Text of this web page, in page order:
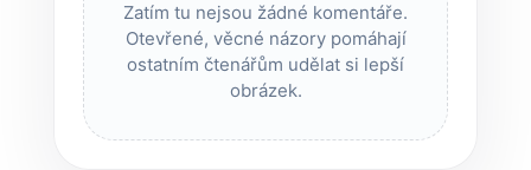
Zatím tu nejsou žádné komentáře.
Otevřené, věcné názory pomáhají
ostatním čtenářům udělat si lepší
obrázek.